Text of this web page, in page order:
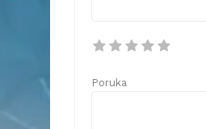
Poruka